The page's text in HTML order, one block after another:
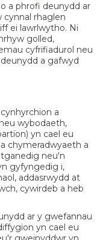
a phrofi deunydd ar
cynnal rhaglen
ei lawrlwytho. Ni
golled,
cyfrifiadurol neu
a gafwyd
a
wybodaeth,
yn cael eu
chymeradwyaeth a
neu'n
gyfyngedig i,
addasrwydd at
cywirdeb a heb
ar y gwefannau
yn cael eu